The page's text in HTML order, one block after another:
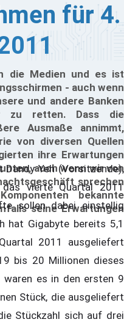
für 4.
die Medien und es ist
- auch wenn
und andere Banken
zu retten. Dass die
Ausmaße annimmt,
von diversen Quellen
ihre Erwartungen
auch wenn wir von
sprechen
bekannte
seine Erwartungen
Yeh (Vorsitzende),
vierte Quartal 2011
sollen dabei einstellig
hat Gigabyte bereits 5,1
2011 ausgeliefert
bis 20 Millionen dieses
waren es in den ersten 9
Stück, die ausgeliefert
Stückzahl sich auf drei